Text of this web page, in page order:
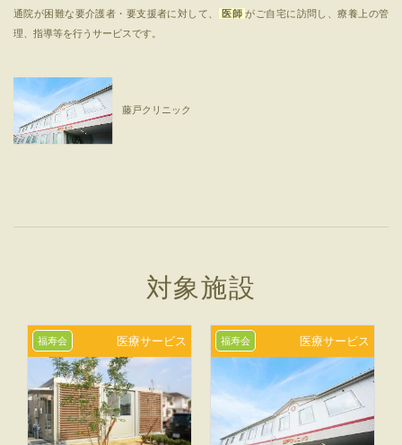
通院が困難な要介護者・要支援者に対して、 医師がご自宅に訪問し、療養上の管
理、指導等を行うサービスです。
藤戸クリニック
対象施設
福寿会 医療サービス 福寿会 医療サービス